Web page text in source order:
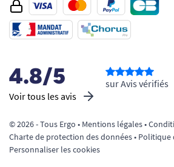
4.8/5
Voir tous les avis
sur Avis vérifiés
© 2026 - Tous Ergo • Mentions légales•
Charte de protection des données• Politique
Personnaliser les cookies